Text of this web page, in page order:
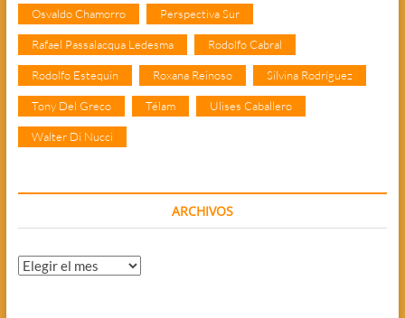
Osvaldo Chamorro Perspectiva Sur
Rafael Passalacqua Ledesma Rodolfo Cabral
Rodolfo Estequin Roxana Reinoso Silvina Rodríguez
Tony Del Greco Télam Ulises Caballero
Walter Di Nucci
ARCHIVOS
Archivos